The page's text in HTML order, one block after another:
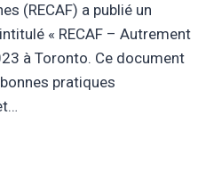
(RECAF) a publié un
« RECAF – Autrement
à Toronto. Ce document
pratiques